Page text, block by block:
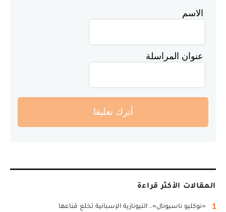
الاسم
عنوان المراسلة
أترك تعليقا
المقالات الأكثر قراءة
1 «نوكليو ناسيونال».. النيونازية الإسبانية تخلع قناعها